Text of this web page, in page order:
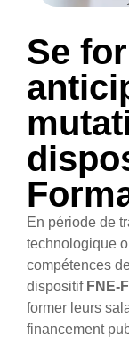
Se
En période de
technologique
compétences
dispositif FNE-
former leurs
financement